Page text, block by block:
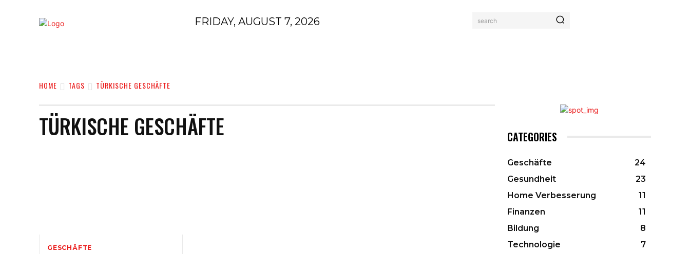
FRIDAY, AUGUST 7, 2026 search
HOME TAGS TÜRKISCHE GESCHÄFTE
TÜRKISCHE GESCHÄFTE
GESCHÄFTE
CATEGORIES
Geschäfte
24
Gesundheit
23
Home Verbesserung
11
Finanzen
11
Bildung
8
Technologie
7